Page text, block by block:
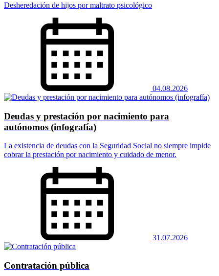
Desheredación de hijos por maltrato psicológico
04.08.2026
Deudas y prestación por nacimiento para
autónomos (infografía)
La existencia de deudas con la Seguridad Social no siempre impide
cobrar la prestación por nacimiento y cuidado de menor.
31.07.2026
Contratación pública